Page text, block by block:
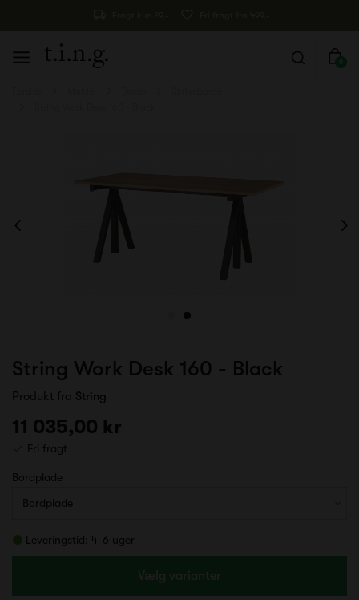
0
String Work Desk 160 - Black
Produkt fra String
11 035,00 kr
Fri fragt
Bordplade
Leveringstid: 4-6 uger
Vælg varianter